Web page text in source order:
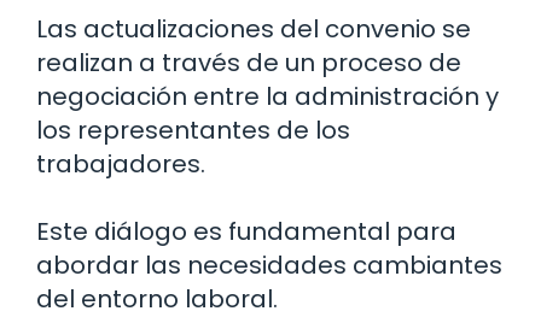
Las actualizaciones del convenio se
realizan a través de un proceso de
negociación entre la administración y
los representantes de los
trabajadores.
Este diálogo es fundamental para
abordar las necesidades cambiantes
del entorno laboral.